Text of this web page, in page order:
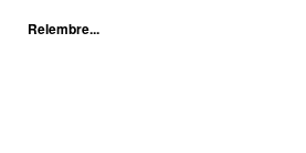
Relembre...